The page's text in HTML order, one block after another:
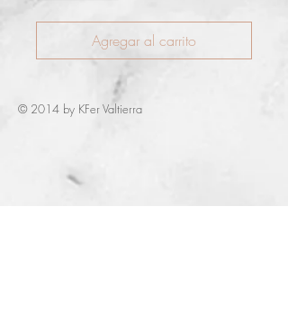
Agregar al carrito
© 2014 by KFer Valtierra